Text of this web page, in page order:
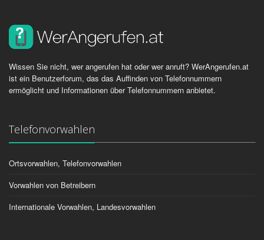
Wissen Sie nicht, wer angerufen hat oder wer anruft? WerAngerufen.at
ist ein Benutzerforum, das das Auffinden von Telefonnummern
ermöglicht und Informationen über Telefonnummern anbietet.
Telefonvorwahlen
Ortsvorwahlen, Telefonvorwahlen
Vorwahlen von Betreibern
Internationale Vorwahlen, Landesvorwahlen